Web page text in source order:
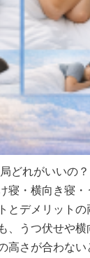
どれがいいの
寝・横向き寝
とデメリット
、うつ伏せや
高さが合わな